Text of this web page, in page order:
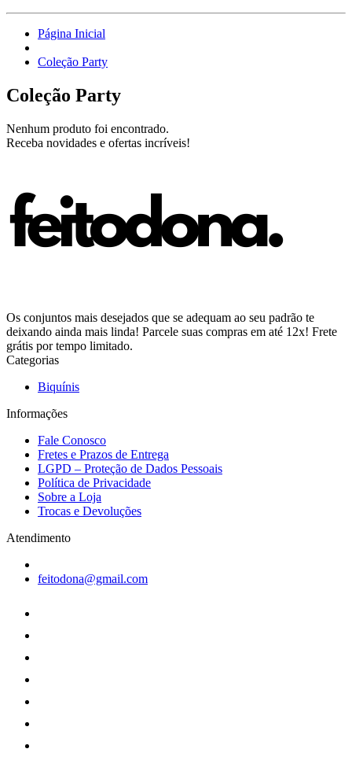
Página Inicial
Coleção Party
Coleção Party
Nenhum produto foi encontrado.
Receba novidades e ofertas incríveis!
Os conjuntos mais desejados que se adequam ao seu padrão te
deixando ainda mais linda! Parcele suas compras em até 12x! Frete
grátis por tempo limitado.
Categorias
Biquínis
Informações
Fale Conosco
Fretes e Prazos de Entrega
LGPD – Proteção de Dados Pessoais
Política de Privacidade
Sobre a Loja
Trocas e Devoluções
Atendimento
feitodona@gmail.com